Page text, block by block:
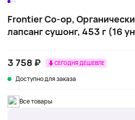
Frontier Co-op,
лапсанг сушонг, 453 г (16
3 758 ₽ СЕГОДНЯ ДЕШЕВЛЕ
Доступно для заказа
Все товары